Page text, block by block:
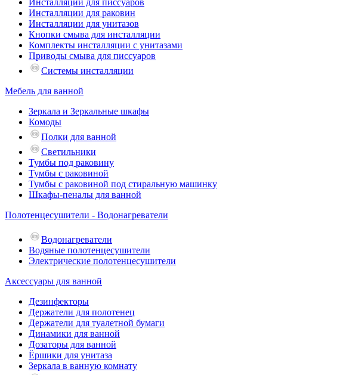
Инсталляции для писсуаров
Инсталляции для раковин
Инсталляции для унитазов
Кнопки смыва для инсталляции
Комплекты инсталляции с унитазами
Приводы смыва для писсуаров
Системы инсталляции
Мебель для ванной
Зеркала и Зеркальные шкафы
Комоды
Полки для ванной
Светильники
Тумбы под раковину
Тумбы с раковиной
Тумбы с раковиной под стиральную машинку
Шкафы-пеналы для ванной
Полотенцесушители - Водонагреватели
Водонагреватели
Водяные полотенцесушители
Электрические полотенцесушители
Аксессуары для ванной
Дезинфекторы
Держатели для полотенец
Держатели для туалетной бумаги
Динамики для ванной
Дозаторы для ванной
Ёршики для унитаза
Зеркала в ванную комнату